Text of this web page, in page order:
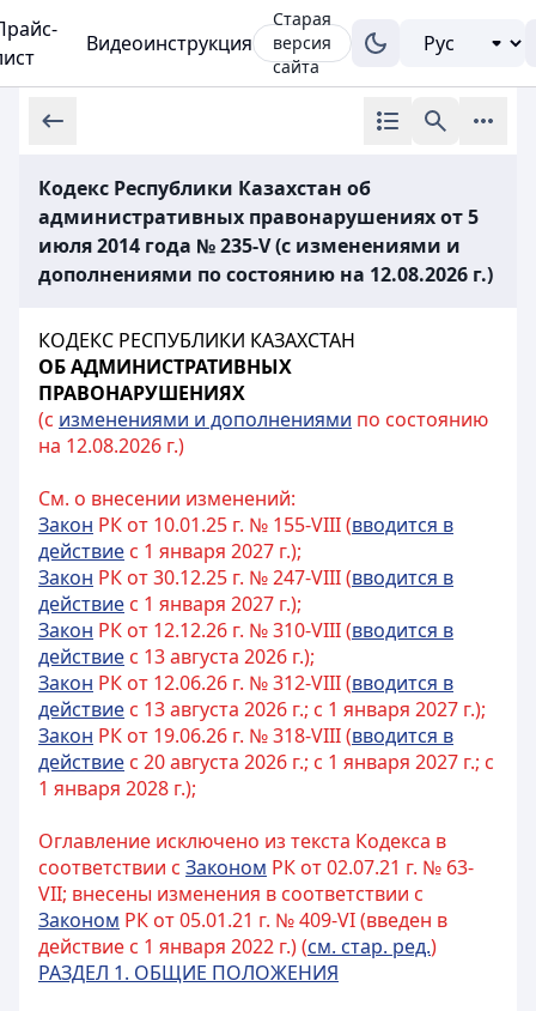
Видеоинструкция
Старая
версия
сайта
Кодекс Республики Казахстан об
административных правонарушениях от 5
июля 2014 года № 235-V (с изменениями и
дополнениями по состоянию на 12.08.2026 г.)
КОДЕКС РЕСПУБЛИКИ КАЗАХСТАН
ОБ АДМИНИСТРАТИВНЫХ
ПРАВОНАРУШЕНИЯХ
(с изменениями и дополнениями по состоянию
на 12.08.2026 г.)
См. о внесении изменений:
Закон РК от 10.01.25 г. № 155-VIII (вводится в
действие с 1 января 2027 г.);
Закон РК от 30.12.25 г. № 247-VIII (вводится в
действие с 1 января 2027 г.);
Закон РК от 12.12.26 г. № 310-VIII (вводится в
действие с 13 августа 2026 г.);
Закон РК от 12.06.26 г. № 312-VIII (вводится в
действие с 13 августа 2026 г.; с 1 января 2027 г.);
Закон РК от 19.06.26 г. № 318-VIII (вводится в
действие с 20 августа 2026 г.; с 1 января 2027 г.; с
1 января 2028 г.);
Оглавление исключено из текста Кодекса в
соответствии с Законом РК от 02.07.21 г. № 63-
VII; внесены изменения в соответствии с
Законом РК от 05.01.21 г. № 409-VI (введен в
действие с 1 января 2022 г.) (см. стар. ред.)
РАЗДЕЛ 1. ОБЩИЕ ПОЛОЖЕНИЯ